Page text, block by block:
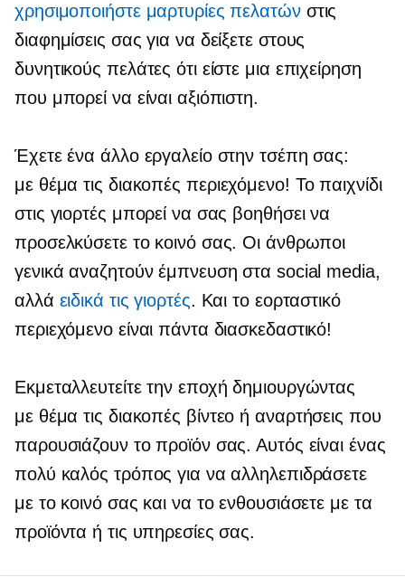
χρησιμοποιήστε μαρτυρίες πελατώνστις
διαφημίσεις σας για να δείξετε στους
δυνητικούς πελάτες ότι είστε μια επιχείρηση
που μπορεί να είναι αξιόπιστη.
Έχετε ένα άλλο εργαλείο στην τσέπη σας:
με θέμα τις διακοπές περιεχόμενο! Το παιχνίδι
στις γιορτές μπορεί να σας βοηθήσει να
προσελκύσετε το κοινό σας. Οι άνθρωποι
γενικά αναζητούν έμπνευση στα social media,
αλλά ειδικά τις γιορτές. Και το εορταστικό
περιεχόμενο είναι πάντα διασκεδαστικό!
Εκμεταλλευτείτε την εποχή δημιουργώντας
με θέμα τις διακοπές βίντεο ή αναρτήσεις που
παρουσιάζουν το προϊόν σας. Αυτός είναι ένας
πολύ καλός τρόπος για να αλληλεπιδράσετε
με το κοινό σας και να το ενθουσιάσετε με τα
προϊόντα ή τις υπηρεσίες σας.